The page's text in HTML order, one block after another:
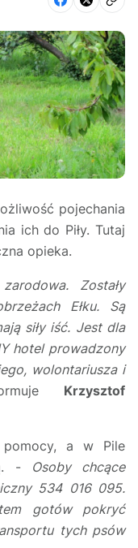
pojechania
ich do Piły. Tutaj
opieka.
Zostały
Ełku. Są
siły iść. Jest dla
hotel prowadzony
wolontariusza i
Krzysztof
pomocy, a w Pile
- Osoby chcące
534 016 095.
gotów pokryć
tych psów